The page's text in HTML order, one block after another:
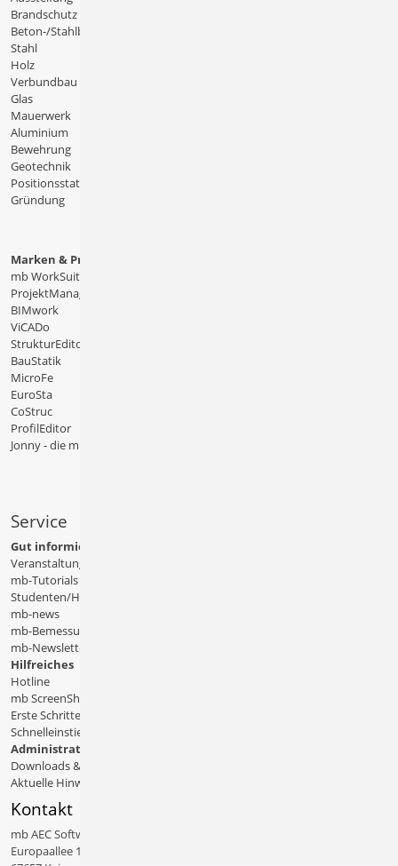
Brandschutz
Beton-/Stahlbeton
Stahl
Holz
Verbundbau
Glas
Mauerwerk
Aluminium
Bewehrung
Geotechnik
Positionsstatik
Gründung
Marken & Produkte
mb WorkSuite
ProjektManager
BIMwork
ViCADo
StrukturEditor
BauStatik
MicroFe
EuroSta
CoStruc
ProfilEditor
Jonny - die mb-App
Service
Gut informiert
Veranstaltungen
mb-Tutorials
Studenten/Hochschule
mb-news
mb-Bemessungstafeln
mb-Newsletter
Hilfreiches
Hotline
mb ScreenShare
Erste Schritte
Schnelleinstiege & Doku
Administratives
Downloads & Patches
Aktuelle Hinweise
Kontakt
mb AEC Software GmbH
Europaallee 14